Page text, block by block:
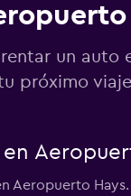
un auto
próximo viaje
Aeropuerto